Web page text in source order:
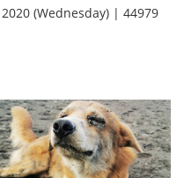
(Wednesday) | 44979